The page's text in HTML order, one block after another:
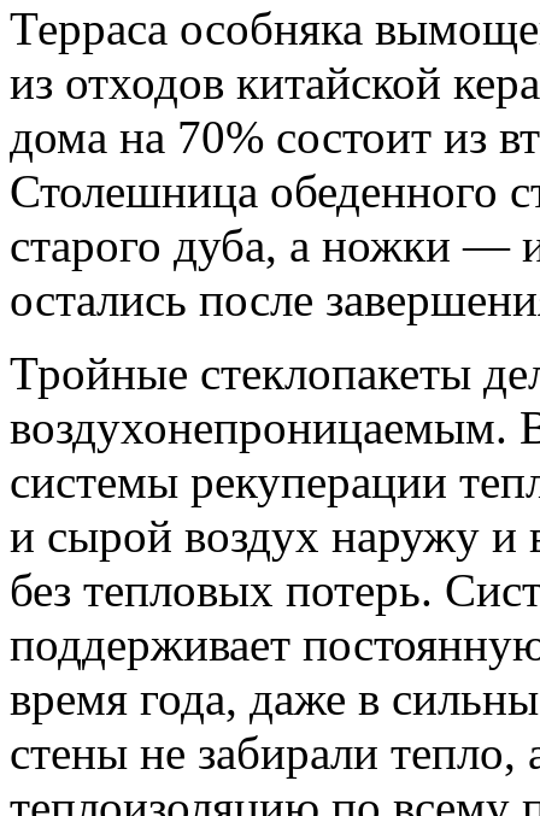
Терраса особняка
из отходов китайской
дома на 70% состоит из
Столешница обеденного
старого дуба, а ножки —
остались после
Тройные стеклопакеты
воздухонепроницаемым.
системы рекуперации
и сырой воздух наружу и
без тепловых потерь.
поддерживает
время года, даже в
стены не забирали тепло,